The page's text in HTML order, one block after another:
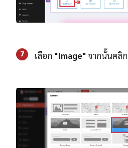
7 เลือก "Image" จากนั้นคลิก